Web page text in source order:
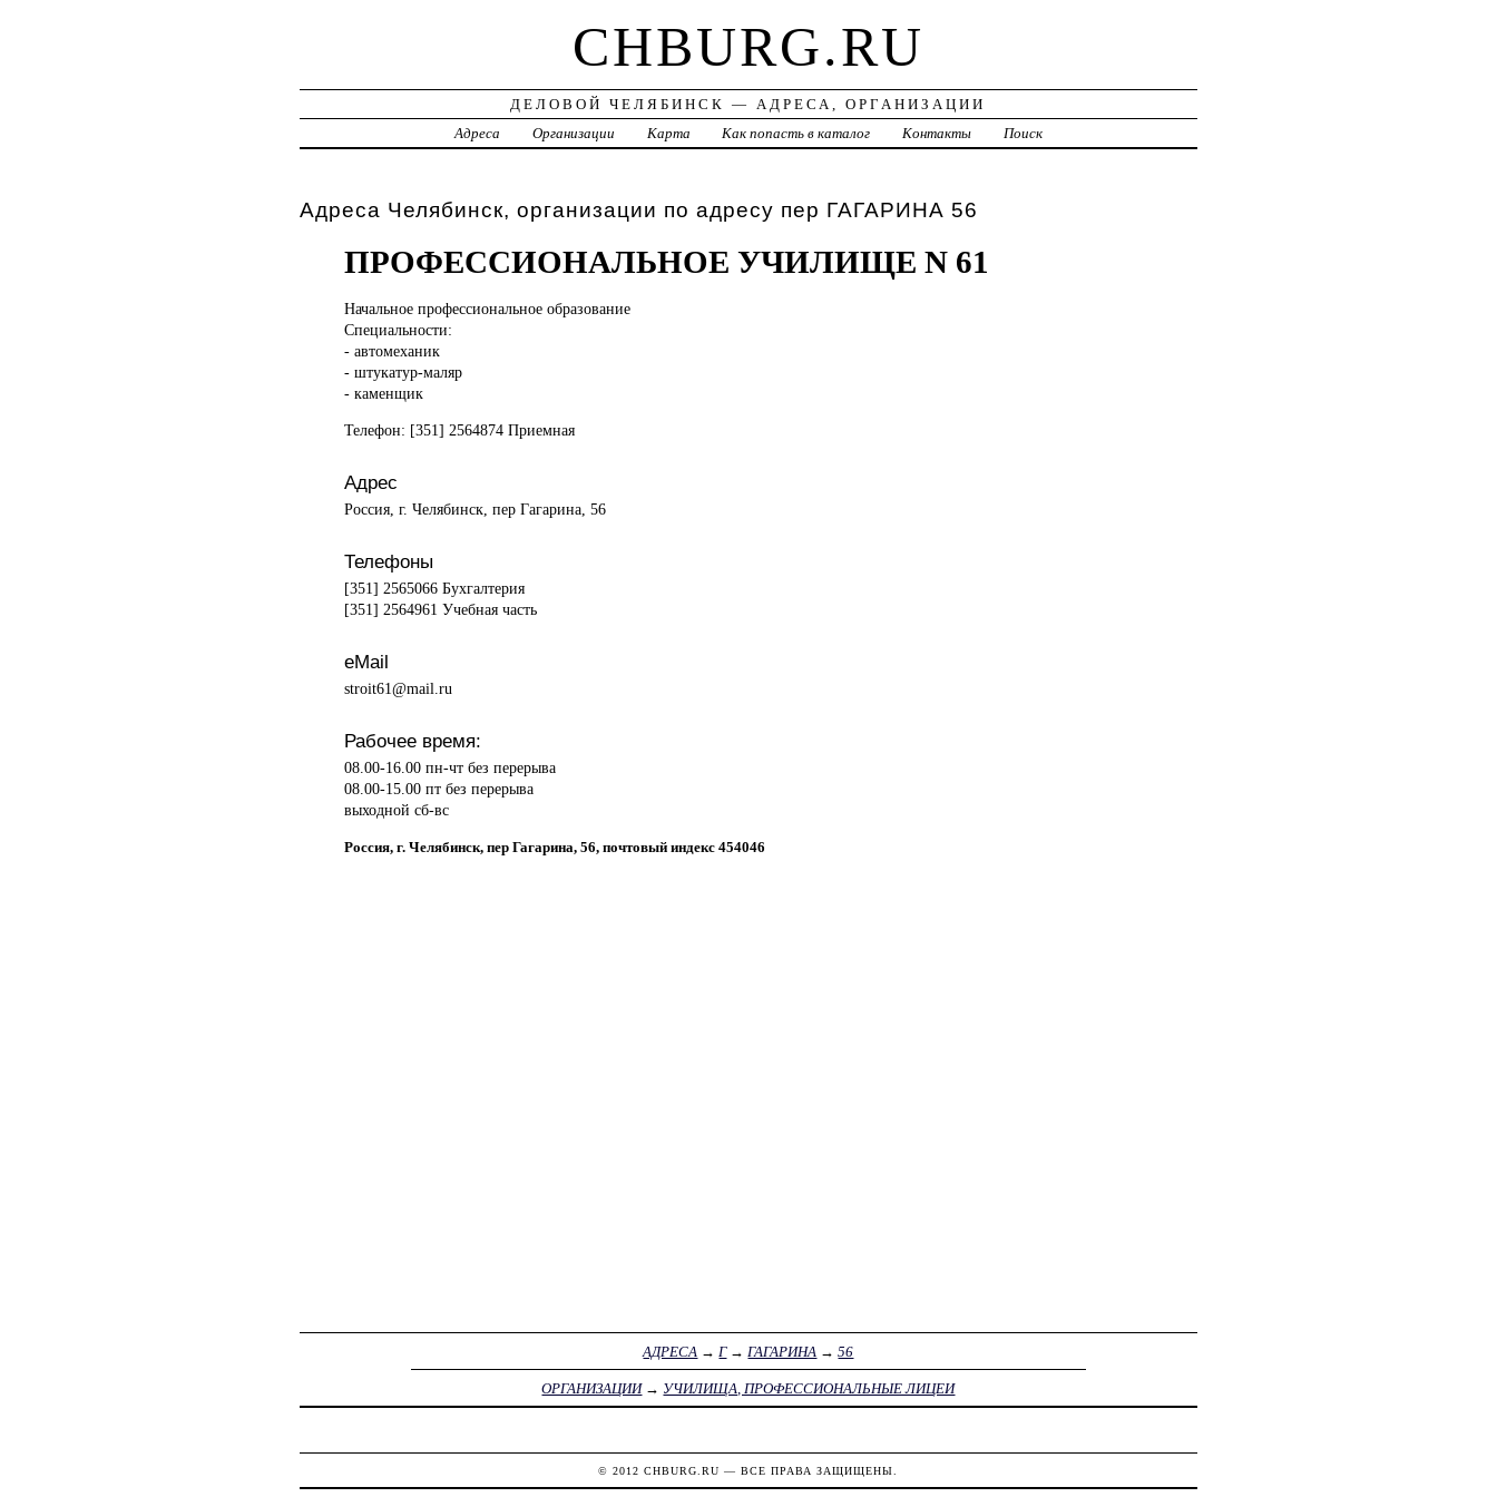
CHBURG.RU
ДЕЛОВОЙ ЧЕЛЯБИНСК — АДРЕСА, ОРГАНИЗАЦИИ
Адреса
Организации Карта Как попасть в каталог Контакты Поиск
Адреса Челябинск, организации по адресу пер ГАГАРИНА 56
ПРОФЕССИОНАЛЬНОЕ УЧИЛИЩЕ N 61
Начальное профессиональное образование
Специальности:
- автомеханик
- штукатур-маляр
- каменщик
Телефон: [351] 2564874 Приемная
Адрес
Россия, г. Челябинск, пер Гагарина, 56
Телефоны
[351] 2565066 Бухгалтерия
[351] 2564961 Учебная часть
eMail
stroit61@mail.ru
Рабочее время:
08.00-16.00 пн-чт без перерыва
08.00-15.00 пт без перерыва
выходной сб-вс
Россия, г. Челябинск, пер Гагарина, 56, почтовый индекс 454046
АДРЕСА → Г→ ГАГАРИНА →56
ОРГАНИЗАЦИИ→ УЧИЛИЩА, ПРОФЕССИОНАЛЬНЫЕ ЛИЦЕИ
© 2012CHBURG.RU — ВСЕ ПРАВА ЗАЩИЩЕНЫ.